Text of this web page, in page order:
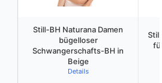
Still-BH Naturana Damen
bügelloser
Schwangerschafts-BH in
Beige
Details